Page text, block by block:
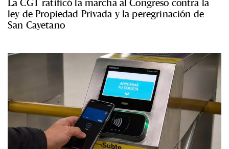
La CGT ratificó la marcha al Congreso contra la
ley de Propiedad Privada y la peregrinación de
San Cayetano